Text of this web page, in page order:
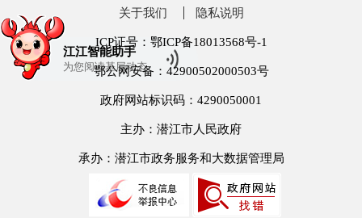
江江智能助手
为您阅读基层动态
关于我们 隐私说明
ICP证号：鄂ICP备18013568号-1
鄂公网安备：42900502000503号
政府网站标识码：4290050001
主办：潜江市人民政府
承办：潜江市政务服务和大数据管理局